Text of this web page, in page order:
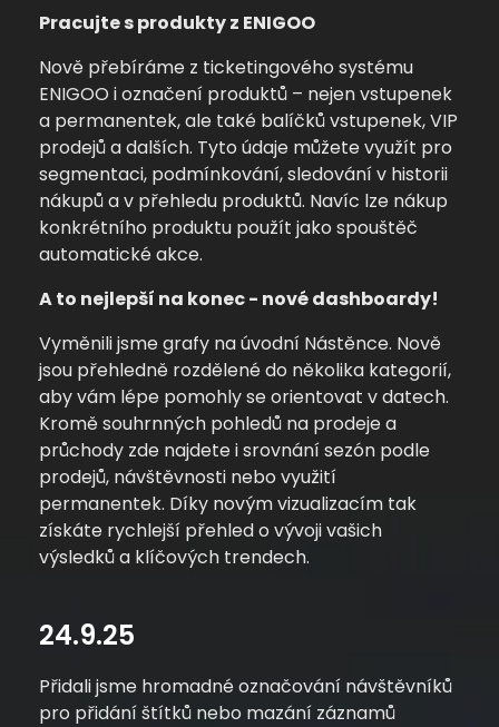
Pracujte s produkty z ENIGOO
Nově přebíráme z ticketingového systému
ENIGOO i označení produktů – nejen vstupenek
a permanentek, ale také balíčků vstupenek, VIP
prodejů a dalších. Tyto údaje můžete využít pro
segmentaci, podmínkování, sledování v historii
nákupů a v přehledu produktů. Navíc lze nákup
konkrétního produktu použít jako spouštěč
automatické akce.
A to nejlepší na konec - nové dashboardy!
Vyměnili jsme grafy na úvodní Nástěnce. Nově
jsou přehledně rozdělené do několika kategorií,
aby vám lépe pomohly se orientovat v datech.
Kromě souhrnných pohledů na prodeje a
průchody zde najdete i srovnání sezón podle
prodejů, návštěvnosti nebo využití
permanentek. Díky novým vizualizacím tak
získáte rychlejší přehled o vývoji vašich
výsledků a klíčových trendech.
24.9.25
Přidali jsme hromadné označování návštěvníků
pro přidání štítků nebo mazání záznamů